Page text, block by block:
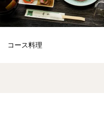
コース料理